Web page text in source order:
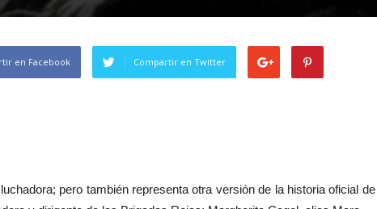
en Facebook Compartir en Twitter
pero también representa otra versión de la historia oficial